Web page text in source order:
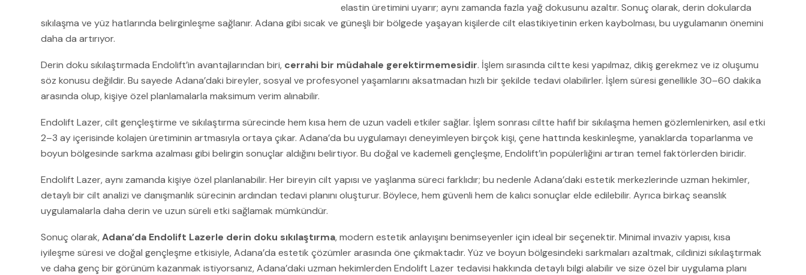
elastin üretimini uyarır; aynı zamanda fazla yağ dokusunu azaltır. Sonuç olarak, derin dokularda
sıkılaşma ve yüz hatlarında belirginleşme sağlanır. Adana gibi sıcak ve güneşli bir bölgede yaşayan kişilerde cilt elastikiyetinin erken kaybolması, bu uygulamanın önemini
daha da artırıyor.
Derin doku sıkılaştırmada Endolift’in avantajlarından biri, cerrahi bir müdahale gerektirmemesidir. İşlem sırasında ciltte kesi yapılmaz, dikiş gerekmez ve iz oluşumu
söz konusu değildir. Bu sayede Adana’daki bireyler, sosyal ve profesyonel yaşamlarını aksatmadan hızlı bir şekilde tedavi olabilirler. İşlem süresi genellikle 30–60 dakika
arasında olup, kişiye özel planlamalarla maksimum verim alınabilir.
Endolift Lazer, cilt gençleştirme ve sıkılaştırma sürecinde hem kısa hem de uzun vadeli etkiler sağlar. İşlem sonrası ciltte hafif bir sıkılaşma hemen gözlemlenirken, asıl etki
2–3 ay içerisinde kolajen üretiminin artmasıyla ortaya çıkar. Adana’da bu uygulamayı deneyimleyen birçok kişi, çene hattında keskinleşme, yanaklarda toparlanma ve
boyun bölgesinde sarkma azalması gibi belirgin sonuçlar aldığını belirtiyor. Bu doğal ve kademeli gençleşme, Endolift’in popülerliğini artıran temel faktörlerden biridir.
Endolift Lazer, aynı zamanda kişiye özel planlanabilir. Her bireyin cilt yapısı ve yaşlanma süreci farklıdır; bu nedenle Adana’daki estetik merkezlerinde uzman hekimler,
detaylı bir cilt analizi ve danışmanlık sürecinin ardından tedavi planını oluşturur. Böylece, hem güvenli hem de kalıcı sonuçlar elde edilebilir. Ayrıca birkaç seanslık
uygulamalarla daha derin ve uzun süreli etki sağlamak mümkündür.
Sonuç olarak,Adana’da Endolift Lazerle derin doku sıkılaştırma, modern estetik anlayışını benimseyenler için ideal bir seçenektir. Minimal invaziv yapısı, kısa
iyileşme süresi ve doğal gençleşme etkisiyle, Adana’da estetik çözümler arasında öne çıkmaktadır. Yüz ve boyun bölgesindeki sarkmaları azaltmak, cildinizi sıkılaştırmak
ve daha genç bir görünüm kazanmak istiyorsanız, Adana’daki uzman hekimlerden Endolift Lazer tedavisi hakkında detaylı bilgi alabilir ve size özel bir uygulama planı